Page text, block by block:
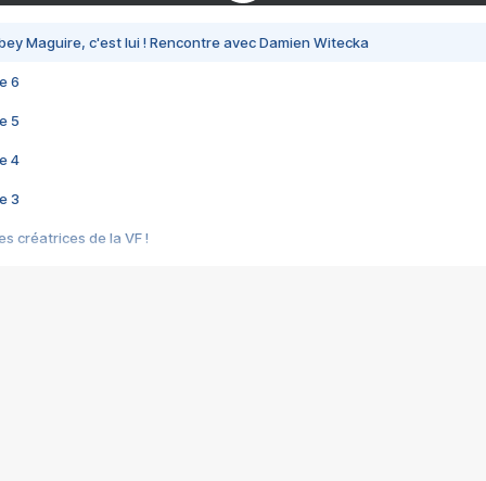
Maguire, c'est lui ! Rencontre avec Damien Witecka
6
5
4
3
créatrices de la VF !